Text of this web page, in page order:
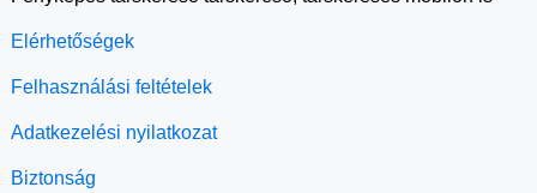
Elérhetőségek
Felhasználási feltételek
Adatkezelési nyilatkozat
Biztonság